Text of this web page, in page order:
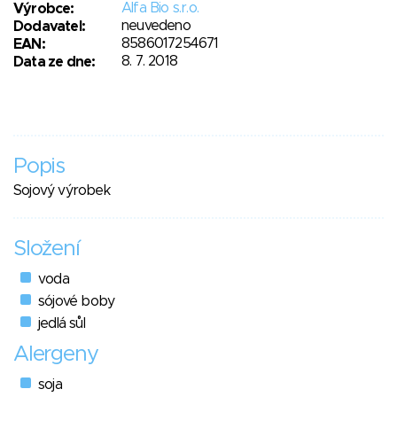
Výrobce:
Alfa Bio s.r.o.
Dodavatel:
neuvedeno
EAN:
8586017254671
Data ze dne:
8. 7. 2018
Popis
Sojový výrobek
Složení
voda
sójové boby
jedlá sůl
Alergeny
soja